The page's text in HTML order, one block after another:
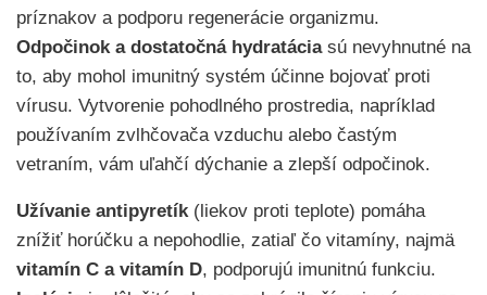
príznakov a podporu regenerácie organizmu.
Odpočinok a dostatočná hydratáciasú nevyhnutné na
to, aby mohol imunitný systém účinne bojovať proti
vírusu. Vytvorenie pohodlného prostredia, napríklad
používaním zvlhčovača vzduchu alebo častým
vetraním, vám uľahčí dýchanie a zlepší odpočinok.
Užívanie antipyretík (liekov proti teplote) pomáha
znížiť horúčku a nepohodlie, zatiaľ čo vitamíny, najmä
vitamín C a vitamín D, podporujú imunitnú funkciu.